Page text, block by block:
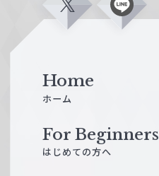
X L
i
Home
ホーム
For Beginners
はじめての方へ